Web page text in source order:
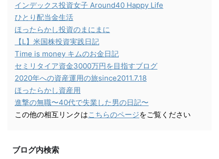
インデックス投資女子 Around40 Happy Life
ひとり配当金生活
ほったらかし投資のまにまに
【L】米国株投資実践日記
Time is money キムのお金日記
セミリタイア資金3000万円を目指すブログ
2020年への資産運用の旅since2011.7.18
ほったらかし資産用
進撃の無職〜40代で失業した男の日記〜
この他の相互リンクはこちらのページをご覧ください
ブログ内検索